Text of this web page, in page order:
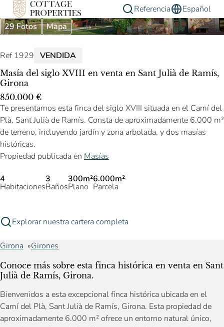
Referencia
Español
29 Fotos
Mapa
Ref 1929 VENDIDA
Masía del siglo XVIII en venta en Sant Julià de Ramís,
Girona
850.000 €
Te presentamos esta finca del siglo XVIII situada en el Camí del
Plà, Sant Julià de Ramís. Consta de aproximadamente 6.000 m²
de terreno, incluyendo jardín y zona arbolada, y dos masías
históricas.
Propiedad publicada en Masías
4
Habitaciones
3
Baños
300m²
Plano
6.000m²
Parcela
Explorar nuestra cartera completa
Girona Girones
Conoce más sobre esta finca histórica en venta en Sant
Julià de Ramís, Girona.
Bienvenidos a esta excepcional finca histórica ubicada en el
Camí del Plà, Sant Julià de Ramís, Girona. Esta propiedad de
aproximadamente 6.000 m² ofrece un entorno natural único,